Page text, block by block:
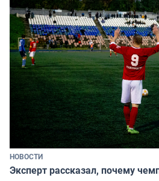
НОВОСТИ
Эксперт рассказал, почему